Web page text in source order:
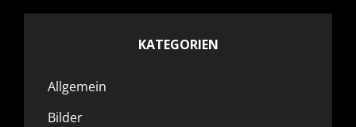
KATEGORIEN
Allgemein
Bilder